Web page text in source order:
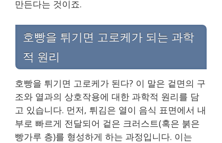
만든다는 것이죠.
호빵을 튀기면 고로케가 되는 과학
적 원리
호빵을 튀기면 고로케가 된다? 이 말은 겉면의 구
조와 열과의 상호작용에 대한 과학적 원리를 담
고 있습니다. 먼저, 튀김은 열이 음식 표면에서 내
부로 빠르게 전달되어 겉은 크러스트(혹은 붉은
빵가루 층)를 형성하게 하는 과정입니다. 이는